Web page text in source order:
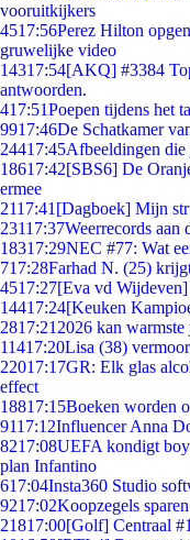
vooruitkijkers
4517:56Perez Hilton
gruwelijke video
14317:54[AKQ] #3384
antwoorden.
417:51Poepen tijdens het
9917:46De Schatkamer
24417:45Afbeeldingen die
18617:42[SBS6] De
ermee
2117:41 [Dagboek] Mijn
23117:37Weerrecords aan
18317:29NEC #77: Wat
717:28Farhad N. (25)
4517:27[Eva vd
14417:24[Keuken
2817:21 2026 kan
11417:20Lisa (38)
22017:17GR: Elk glas
effect
18817:15Boeken worden
9117:12Influencer Anna
8217:08UEFA kondigt
plan Infantino
617:04Insta360 Studio
9217:02Koopzegels
21817:00[Golf] Centraal